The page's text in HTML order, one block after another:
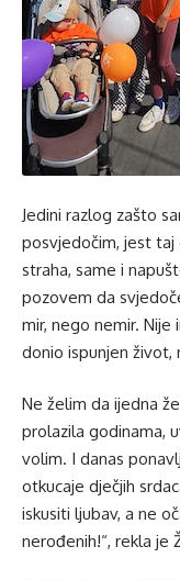
Jedini razlog zašto
posvjedočim, jest taj
straha, same i
pozovem da
mir, nego nemir.
donio ispunjen život,
Ne želim da ijedna
prolazila godinama,
volim. I danas
otkucaje dječjih
iskusiti ljubav, a ne
nerođenih!“, rekla je